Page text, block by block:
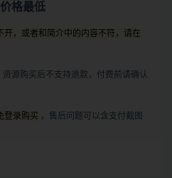
格最低
开，或者和简介中的内容不符，请在
源购买后不支持退款，付费前请确认
登录购买 ，售后问题可以含支付截图